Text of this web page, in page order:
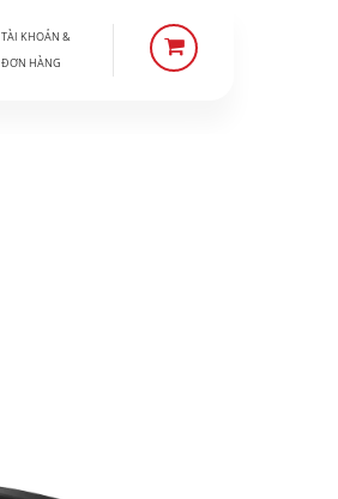
TÀI KHOẢN &
ĐƠN HÀNG